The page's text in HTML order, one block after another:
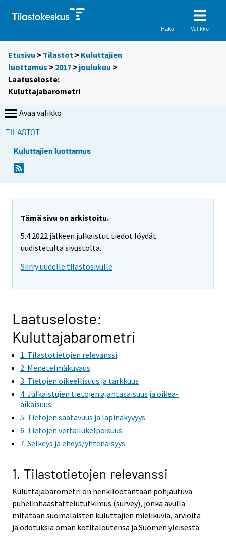
Haku Valikko
Etusivu > Tilastot > Kuluttajien
luottamus > 2017 > joulukuu >
Laatuseloste:
Kuluttajabarometri
Avaa valikko
TILASTOT
Kuluttajien luottamus
Tämä sivu on arkistoitu.
5.4.2022 jälkeen julkaistut tiedot löydät
uudistetulta sivustolta.
Siirry uudelle tilastosivulle
Laatuseloste:
Kuluttajabarometri
1. Tilastotietojen relevanssi
2. Menetelmäkuvaus
3. Tietojen oikeellisuus ja tarkkuus
4. Julkaistujen tietojen ajantasaisuus ja oikea-
aikaisuus
5. Tietojen saatavuus ja läpinäkyvyys
6. Tietojen vertailukelpoisuus
7. Selkeys ja eheys/yhtenäisyys
1. Tilastotietojen relevanssi
Kuluttajabarometri on henkilöotantaan pohjautuva
puhelinhaastattelututkimus (survey), jonka avulla
mitataan suomalaisten kuluttajien mielikuvia, arvioita
ja odotuksia oman kotitaloutensa ja Suomen yleisestä